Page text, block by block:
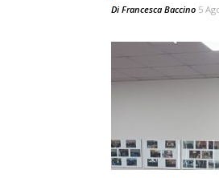
Di Francesca Baccino 5